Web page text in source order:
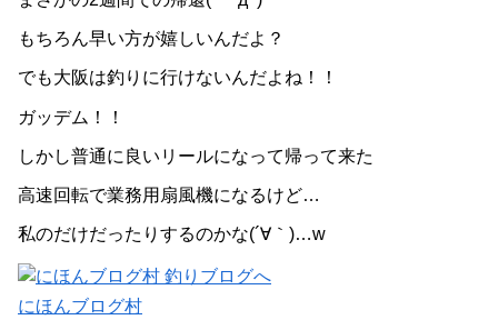
もちろん早い方が嬉しいんだよ？
でも大阪は釣りに行けないんだよね！！
ガッデム！！
しかし普通に良いリールになって帰って来た
高速回転で業務用扇風機になるけど…
私のだけだったりするのかな(´∀｀)…w
にほんブログ村